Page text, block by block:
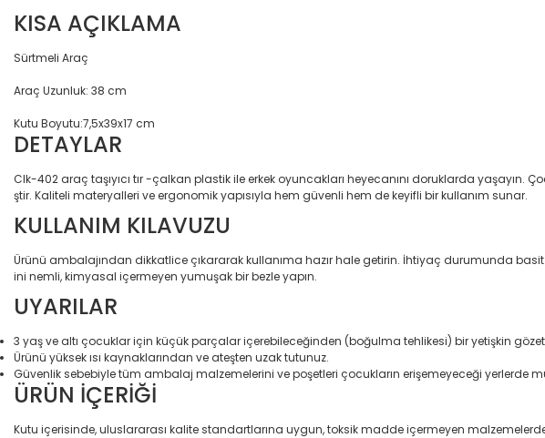
KISA AÇIKLAMA
Sürtmeli Araç
Araç Uzunluk: 38 cm
Kutu Boyutu:7,5x39x17 cm
DETAYLAR
Clk-402 araç taşıyıcı tır -çalkan plastik ile erkek oyuncakları heyecanını doruklarda
ştir. Kaliteli materyalleri ve ergonomik yapısıyla hem güvenli hem de keyifli bir kullanım sunar.
KULLANIM KILAVUZU
Ürünü ambalajından dikkatlice çıkararak kullanıma hazır hale getirin. İhtiyaç durumunda
ini nemli, kimyasal içermeyen yumuşak bir bezle yapın.
UYARILAR
3 yaş ve altı çocuklar için küçük parçalar içerebileceğinden (boğulma tehlikesi) bir yetişkin
Ürünü yüksek ısı kaynaklarından ve ateşten uzak tutunuz.
Güvenlik sebebiyle tüm ambalaj malzemelerini ve poşetleri çocukların erişemeyeceği yerlerde
ÜRÜN İÇERİĞİ
Kutu içerisinde, uluslararası kalite standartlarına uygun, toksik madde içermeyen